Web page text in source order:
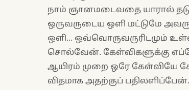
நாம் ஞானமடைவதை யாரால்
ஒருவருடைய ஒளி மட்டுமே
ஒளி... ஒவ்வொருவருரிடமும்
சொல்வேன். கேள்விகளுக்கு
ஆயிரம் முறை ஒரே கேள்வியே
விதமாக அதற்குப்